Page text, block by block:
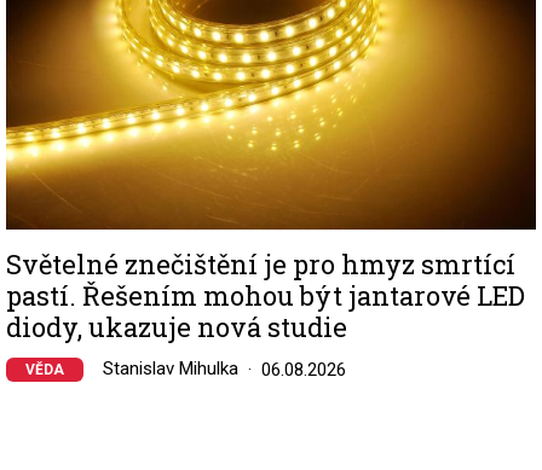
Světelné znečištění je pro hmyz smrtící
pastí. Řešením mohou být jantarové LED
diody, ukazuje nová studie
VĚDA Stanislav Mihulka 06.08.2026